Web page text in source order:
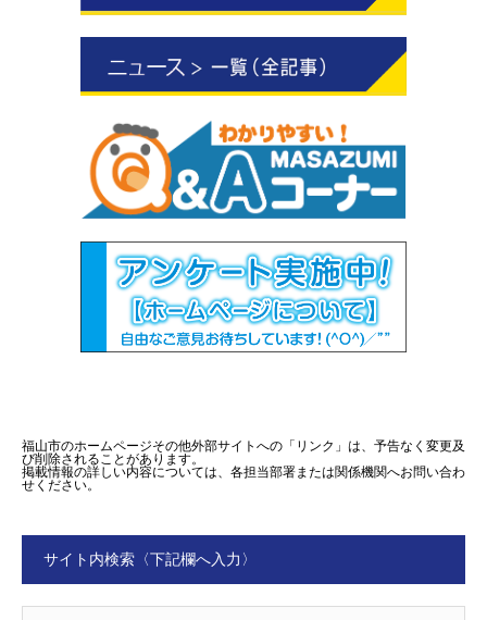
福山市のホームページその他外部サイトへの「リンク」は、予告なく変更及
び削除されることがあります。
掲載情報の詳しい内容については、各担当部署または関係機関へお問い合わ
せください。
サイト内検索〈下記欄へ入力〉